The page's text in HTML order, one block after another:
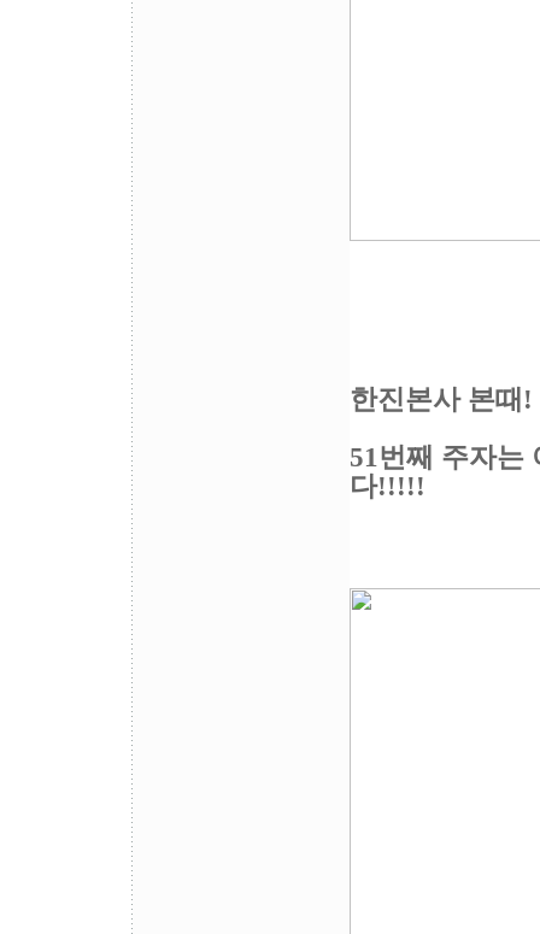
한진본사 본때
51번째 주자는
다!!!!!